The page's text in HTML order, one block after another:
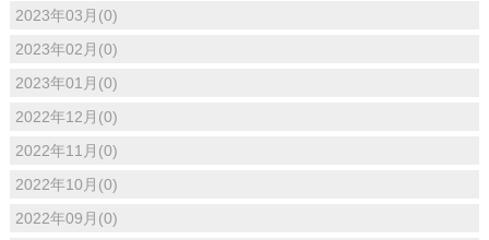
2023年03月(0)
2023年02月(0)
2023年01月(0)
2022年12月(0)
2022年11月(0)
2022年10月(0)
2022年09月(0)